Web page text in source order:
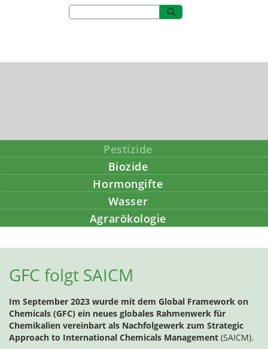
Pestizide
Biozide
Hormongifte
Wasser
Agrarökologie
GFC folgt SAICM
Im September 2023 wurde mit dem Global Framework on
Chemicals (GFC) ein neues globales Rahmenwerk für
Chemikalien vereinbart als Nachfolgewerk zum Strategic
Approach to International Chemicals Management (SAICM).